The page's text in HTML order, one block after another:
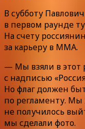
В субботу
в первом раунде
На счету
за карьеру в MMA.
— Мы взяли в этот
с надписью
Но флаг должен
по регламенту. Мы
не получилось
мы сделали фото.